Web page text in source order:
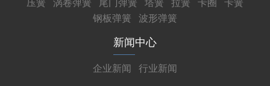
压簧
涡卷弹簧 尾门弹簧 塔簧 拉簧 卡圈
卡簧
钢板弹簧
波形弹簧
新闻中心
企业新闻 行业新闻